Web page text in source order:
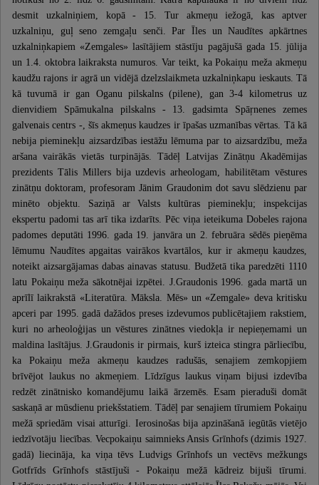
desmit uzkalniņiem, kopā - 15. Tur akmeņu iežogā, kas aptver
uzkalniņu, guļ seno zemgaļu senči. Par Īles un Naudītes apkārtnes
uzkalniņkapiem «Zemgales» lasītājiem stāstīju pagājušā gada 15. jūlija
un 1.4. oktobra laikraksta numuros. Var teikt, ka Pokaiņu meža akmeņu
kaudžu rajons ir agrā un vidējā dzelzslaikmeta uzkalniņkapu ieskauts. Tā
kā tuvumā ir gan Oganu pilskalns (pilene), gan 3-4 kilometrus uz
dienvidiem Spāmukalna pilskalns - 13. gadsimta Spāŗnenes zemes
galvenais centrs -, šīs akmeņus kaudzes ir īpašas uzmanības vērtas. Tā kā
nebija pieminekļu aizsardzības iestāžu lēmuma par to aizsardzību, meža
aršana vairākās vietās turpinājās. Tādēļ Latvijas Zinātņu Akadēmijas
prezidents Tālis Millers bija uzdevis arheologam, habilitētam vēstures
zinātņu doktoram, profesoram Jānim Graudonim dot savu slēdzienu par
minēto objektu. Saziņā ar Valsts kultūras pieminekļu; inspekcijas
ekspertu padomi tas arī tika izdarīts. Pēc viņa ieteikuma Dobeles rajona
padomes deputāti 1996. gada 19. janvāra un 2. februāra sēdēs pieņēma
lēmumu Naudītes apgaitas vairākos kvartālos, kur ir akmeņu kaudzes,
noteikt aizsargājamas dabas ainavas statusu. Budžetā tika paredzēti 1110
latu Pokaiņu meža sākotnējai izpētei. J.Graudonis 1996. gada martā un
aprīlī laikrakstā «Literatūra. Māksla. Mēs» un «Zemgale» deva kritisku
apceri par 1995. gadā dažādos preses izdevumos publicētajiem rakstiem,
kuri no arheoloģijas un vēstures zinātnes viedokļa ir nepieņemami un
maldina lasītājus. J.Graudonis ir pirmais, kurš izteica stingra pārliecību,
ka Pokaiņu meža akmeņu kaudzes radušās, senajiem zemkopjiem
brīvējot laukus no akmeņiem. Līdzīgus laukus viņam bijusi izdevība
redzēt zinātnisko komandējumu laikā ārzemēs. Esam pieraduši domāt
saskaņā ar mūsdienu priekšstatiem. Tādēļ par senajiem tīrumiem Pokaiņu
mežā spriedām visai atturīgi. Ierosinošas bija apzināšanā iegūtās vietējo
iedzīvotāju liecības. Vecpokaiņu saimnieks Ansis Grīnhofs (dzimis 1927.
gadā) liecināja, ka viņa tēvs Ludvigs Grīnhofs un vectēvs mežkungs
Gotfrīds Grīnhofs stāstījuši - Pokaiņu mežā kādreiz bijuši tīrumi.